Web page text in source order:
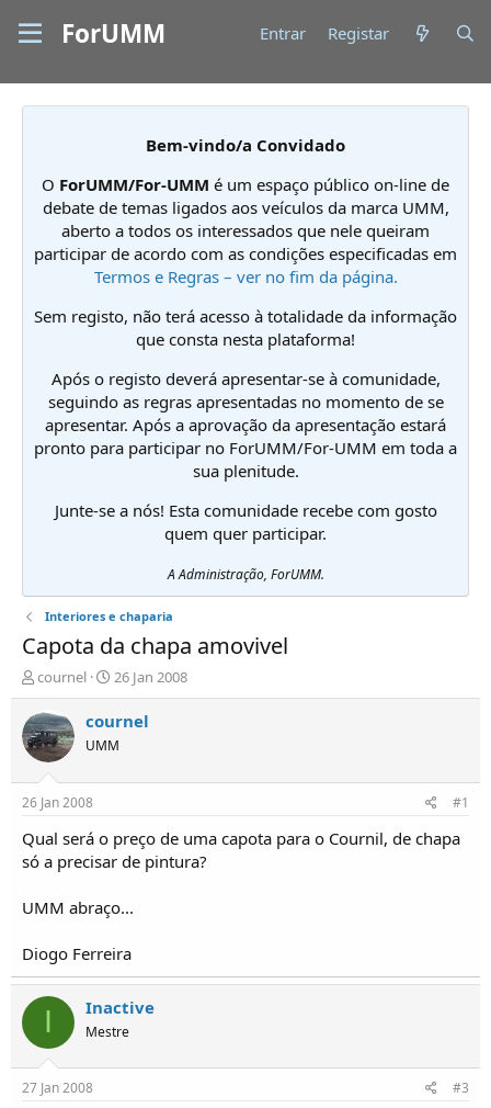
ForUMM Entrar Registar
Bem-vindo/a Convidado
O ForUMM/For-UMM é um espaço público on-line de
debate de temas ligados aos veículos da marca UMM,
aberto a todos os interessados que nele queiram
participar de acordo com as condições especificadas em
Termos e Regras – ver no fim da página.
Sem registo, não terá acesso à totalidade da informação
que consta nesta plataforma!
Após o registo deverá apresentar-se à comunidade,
seguindo as regras apresentadas no momento de se
apresentar. Após a aprovação da apresentação estará
pronto para participar no ForUMM/For-UMM em toda a
sua plenitude.
Junte-se a nós! Esta comunidade recebe com gosto
quem quer participar.
A Administração, ForUMM.
Interiores e chaparia
Capota da chapa amovivel
I
n
i
c
i
d
o
r
d
e
ó
i
c
o
cournel
D
a
t
d
í
c
i
26 Jan 2008
cournel
UMM
26 Jan 2008 #1
Qual será o preço de uma capota para o Cournil, de chapa
só a precisar de pintura?
UMM abraço...
Diogo Ferreira
I Inactive
Mestre
27 Jan 2008 #3